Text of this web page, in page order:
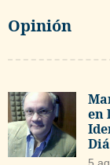
Opinión
en